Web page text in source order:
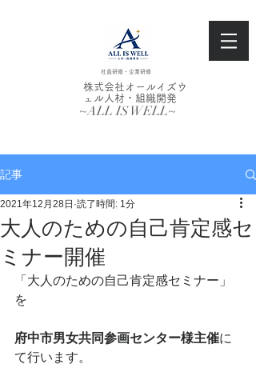
社員研修・企業研修
株式会社オールイズウ
ェル人材・組織開発
~ALL IS WELL~
記事
大人のための自己肯定感セ
ミナー開催
2021年12月28日 読了時間: 1分
「大人のための自己肯定感セミナー」
を
府中市男女共同参画センター様主催に
て行います。